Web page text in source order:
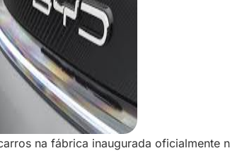
na fábrica inaugurada oficialmente